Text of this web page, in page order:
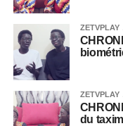
ZETVPLAY
ZETVPLAY
du